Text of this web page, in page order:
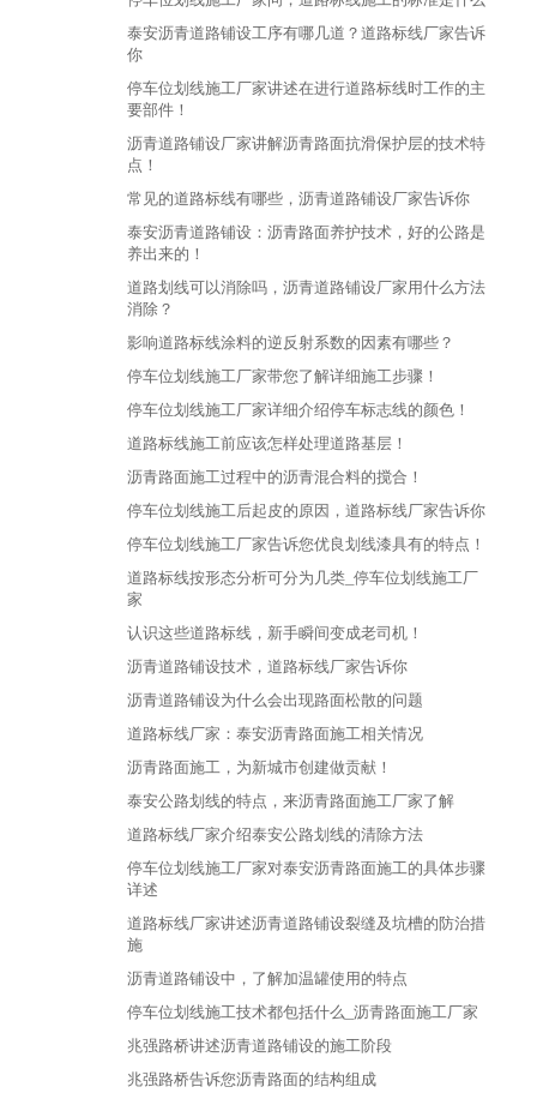
泰安沥青道路铺设工序有哪几道？道路标线厂家告诉
你
停车位划线施工厂家讲述在进行道路标线时工作的主
要部件！
沥青道路铺设厂家讲解沥青路面抗滑保护层的技术特
点！
常见的道路标线有哪些，沥青道路铺设厂家告诉你
泰安沥青道路铺设：沥青路面养护技术，好的公路是
养出来的！
道路划线可以消除吗，沥青道路铺设厂家用什么方法
消除？
影响道路标线涂料的逆反射系数的因素有哪些？
停车位划线施工厂家带您了解详细施工步骤！
停车位划线施工厂家详细介绍停车标志线的颜色！
道路标线施工前应该怎样处理道路基层！
沥青路面施工过程中的沥青混合料的搅合！
停车位划线施工后起皮的原因，道路标线厂家告诉你
停车位划线施工厂家告诉您优良划线漆具有的特点！
道路标线按形态分析可分为几类_停车位划线施工厂
家
认识这些道路标线，新手瞬间变成老司机！
沥青道路铺设技术，道路标线厂家告诉你
沥青道路铺设为什么会出现路面松散的问题
道路标线厂家：泰安沥青路面施工相关情况
沥青路面施工，为新城市创建做贡献！
泰安公路划线的特点，来沥青路面施工厂家了解
道路标线厂家介绍泰安公路划线的清除方法
停车位划线施工厂家对泰安沥青路面施工的具体步骤
详述
道路标线厂家讲述沥青道路铺设裂缝及坑槽的防治措
施
沥青道路铺设中，了解加温罐使用的特点
停车位划线施工技术都包括什么_沥青路面施工厂家
兆强路桥讲述沥青道路铺设的施工阶段
兆强路桥告诉您沥青路面的结构组成